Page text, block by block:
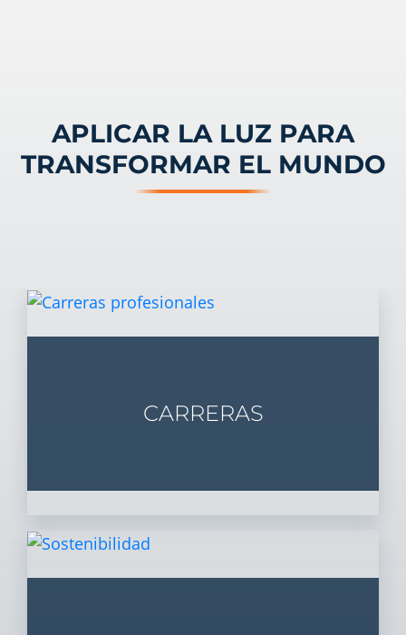
APLICAR LA LUZ PARA
TRANSFORMAR EL MUNDO
CARRERAS